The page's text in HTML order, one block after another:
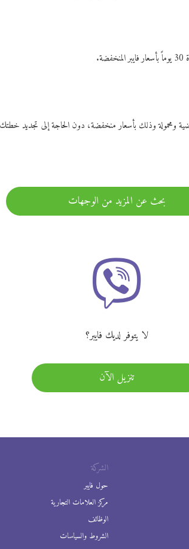
ومحمولة وذلك بأسعار منخفضة، دون الحاجة إلى
بحث عن المزيد من الوجهات
لا يتوفر لديك فايبر؟
تنزيل الآن
الشركة
حول فايبر
مركز العلامات التجارية
الوظائف
الشروط والسياسات